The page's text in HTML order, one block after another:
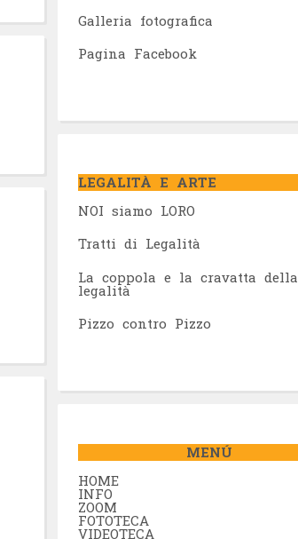
Galleria fotografica
Pagina Facebook
LEGALITÀ E ARTE
NOI siamo LORO
Tratti di Legalità
La coppola e la cravatta della
legalità
Pizzo contro Pizzo
MENÚ
HOME
INFO
ZOOM
FOTOTECA
VIDEOTECA